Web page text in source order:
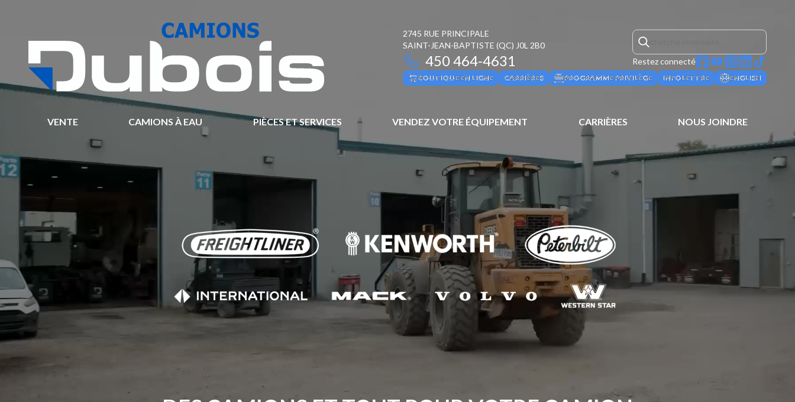
2745 RUE PRINCIPALE
SAINT-JEAN-BAPTISTE (QC) J0L 2B0
450 464-4631 Restez connecté
BOUTIQUE EN LIGNE CARRIÈRES PROGRAMME PRIVILÈGE INFOLETTRE ENGLISH
VENTE CAMIONS À EAU PIÈCES ET SERVICES VENDEZ VOTRE ÉQUIPEMENT CARRIÈRES NOUS JOINDRE